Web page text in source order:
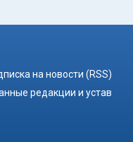
на новости (RSS)
редакции и устав